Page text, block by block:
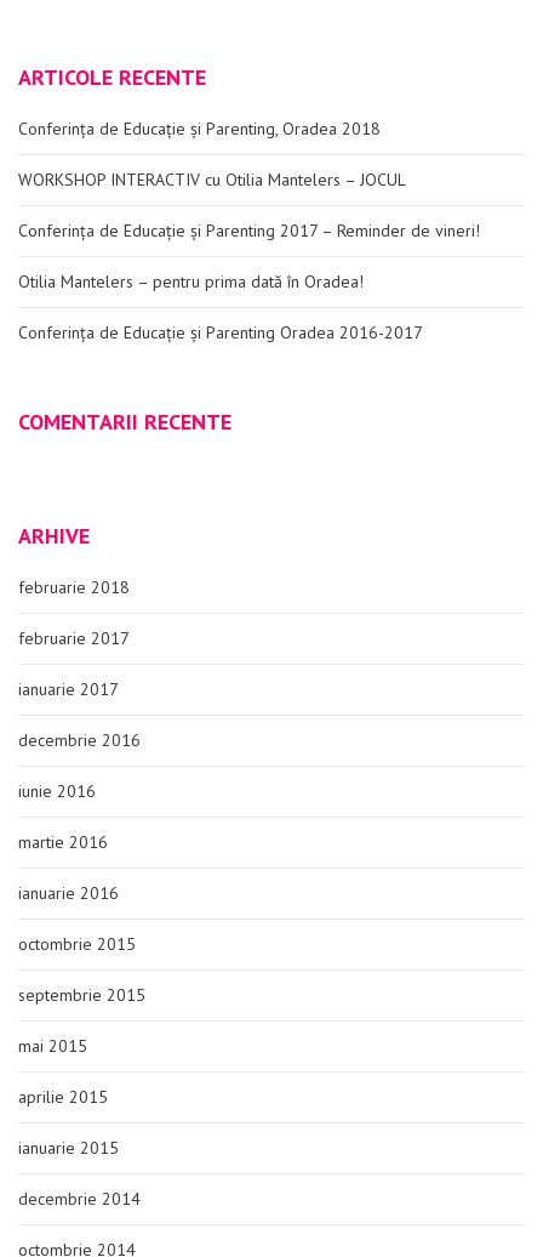
ARTICOLE RECENTE
Conferința de Educație și Parenting, Oradea 2018
WORKSHOP INTERACTIV cu Otilia Mantelers – JOCUL
Conferința de Educație și Parenting 2017 – Reminder de vineri!
Otilia Mantelers – pentru prima dată în Oradea!
Conferința de Educație și Parenting Oradea 2016-2017
COMENTARII RECENTE
ARHIVE
februarie 2018
februarie 2017
ianuarie 2017
decembrie 2016
iunie 2016
martie 2016
ianuarie 2016
octombrie 2015
septembrie 2015
mai 2015
aprilie 2015
ianuarie 2015
decembrie 2014
octombrie 2014